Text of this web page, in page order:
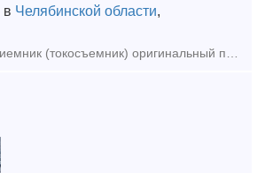
в Челябинской области,
В продаже токоприемник (токосъемник) оригинальный производства Takraf DDR (ГДР) на портальные и плавучие краны Сокол, Альбрехт, Альбатрос, Форель, Ганц, Кондор и прочие. Есть ревизия, есть с хранения